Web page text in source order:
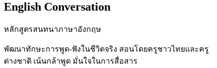
English Conversation
หลักสูตรสนทนาภาษาอังกฤษ
พัฒนาทักษะการพูด-ฟังในชีวิตจริง สอนโดยครูชาวไทยและครู
ต่างชาติ เน้นกล้าพูด มั่นใจในการสื่อสาร